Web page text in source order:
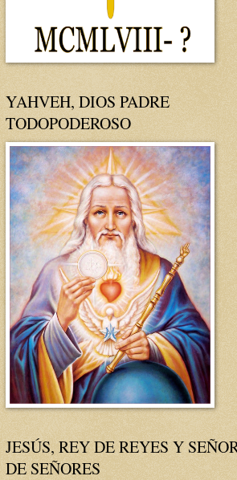
YAHVEH, DIOS PADRE
TODOPODEROSO
JESÚS, REY DE REYES Y
DE SEÑORES